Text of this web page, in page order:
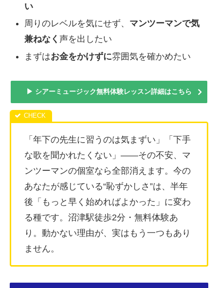
い
周りのレベルを気にせず、 マンツーマンで気
兼ねなく 声を出したい
まずはお金をかけずに雰囲気を確かめたい
▶ シアーミュージック無料体験レッスン詳細はこちら
「年下の先生に習うのは気まずい」「下手
な歌を聞かれたくない」——その不安、マ
ンツーマンの個室なら全部消えます。今の
あなたが感じている“恥ずかしさ”は、半年
後「もっと早く始めればよかった」に変わ
る種です。沼津駅徒歩2分・無料体験あ
り。動かない理由が、実はもう一つもあり
ません。